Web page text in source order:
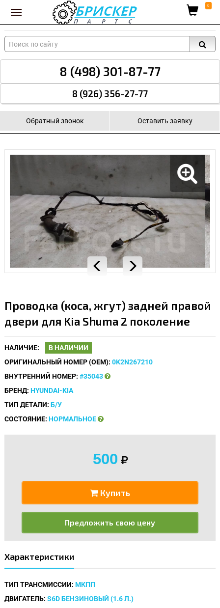
Вход для поставщиков 0
8 (498) 301-87-77
8 (926) 356-27-77
Обратный звонок Оставить заявку
Проводка (коса, жгут) задней правой
двери для Kia Shuma 2 поколение
НАЛИЧИЕ:
В НАЛИЧИИ
ОРИГИНАЛЬНЫЙ НОМЕР (OEM): 0K2N267210
ВНУТРЕННИЙ НОМЕР: #35043
БРЕНД: HYUNDAI-KIA
ТИП ДЕТАЛИ: Б/У
СОСТОЯНИЕ: НОРМАЛЬНОЕ
500
Купить
Предложить свою цену
Характеристики
ТИП ТРАНСМИССИИ: МКПП
ДВИГАТЕЛЬ: S6D БЕНЗИНОВЫЙ (1.6 Л.)